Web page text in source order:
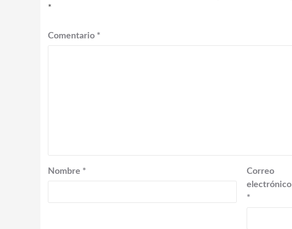
*
Comentario *
Nombre *
Correo
electrónico
*